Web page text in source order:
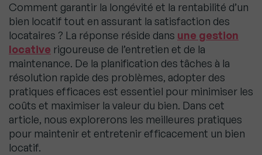
Comment garantir la longévité et la rentabilité d’un
bien locatif tout en assurant la satisfaction des
locataires ? La réponse réside dans une gestion
locative rigoureuse de l’entretien et de la
maintenance. De la planification des tâches à la
résolution rapide des problèmes, adopter des
pratiques efficaces est essentiel pour minimiser les
coûts et maximiser la valeur du bien. Dans cet
article, nous explorerons les meilleures pratiques
pour maintenir et entretenir efficacement un bien
locatif.